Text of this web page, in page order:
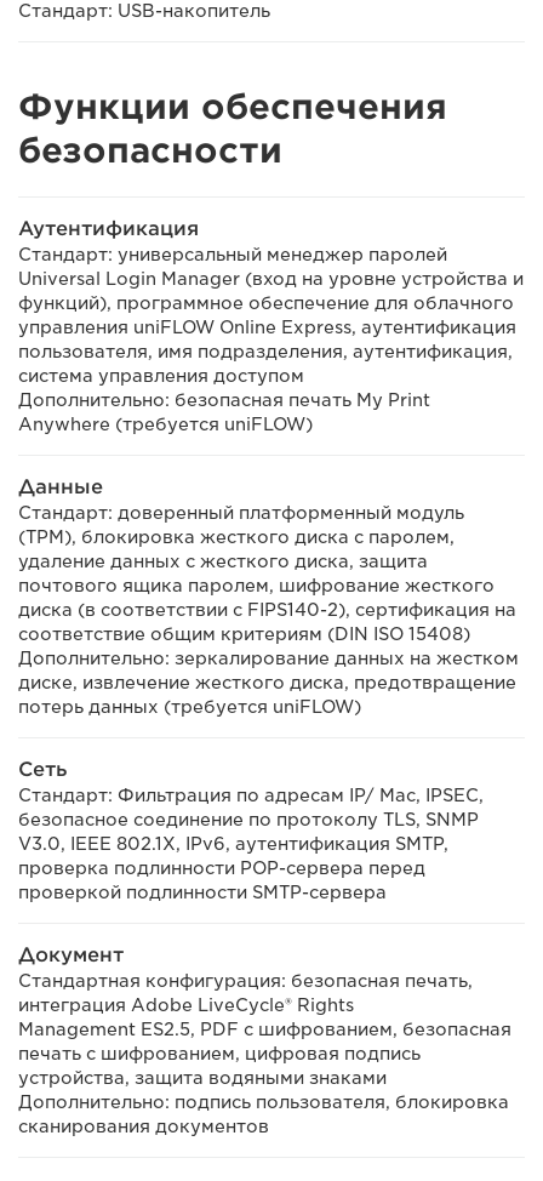
Стандарт: USB-накопитель
Функции обеспечения
безопасности
Аутентификация
Стандарт: универсальный менеджер паролей
Universal Login Manager (вход на уровне устройства и
функций), программное обеспечение для облачного
управления uniFLOW Online Express, аутентификация
пользователя, имя подразделения, аутентификация,
система управления доступом
Дополнительно: безопасная печать My Print
Anywhere (требуется uniFLOW)
Данные
Стандарт: доверенный платформенный модуль
(TPM), блокировка жесткого диска с паролем,
удаление данных с жесткого диска, защита
почтового ящика паролем, шифрование жесткого
диска (в соответствии с FIPS140-2), сертификация на
соответствие общим критериям (DIN ISO 15408)
Дополнительно: зеркалирование данных на жестком
диске, извлечение жесткого диска, предотвращение
потерь данных (требуется uniFLOW)
Сеть
Стандарт: Фильтрация по адресам IP/ Mac, IPSEC,
безопасное соединение по протоколу TLS, SNMP
V3.0, IEEE 802.1X, IPv6, аутентификация SMTP,
проверка подлинности POP-сервера перед
проверкой подлинности SMTP-сервера
Документ
Стандартная конфигурация: безопасная печать,
интеграция Adobe LiveCycle® Rights
Management ES2.5, PDF с шифрованием, безопасная
печать с шифрованием, цифровая подпись
устройства, защита водяными знаками
Дополнительно: подпись пользователя, блокировка
сканирования документов